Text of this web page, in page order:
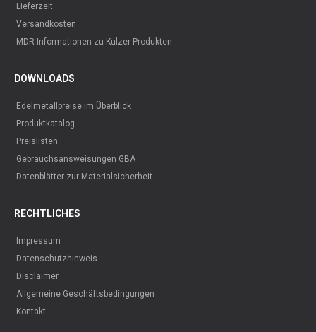
Lieferzeit
Versandkosten
MDR Informationen zu Kulzer Produkten
DOWNLOADS
Edelmetallpreise im Überblick
Produktkatalog
Preislisten
Gebrauchsansweisungen GBA
Datenblätter zur Materialsicherheit
RECHTLICHES
Impressum
Datenschutzhinweis
Disclaimer
Allgemeine Geschäftsbedingungen
Kontakt